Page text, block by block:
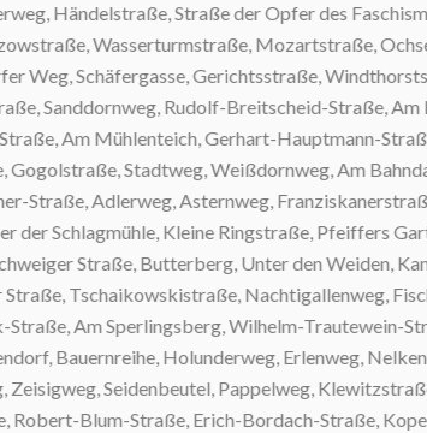
Händelstraße, Straße der Opfer des Faschismus,
Wasserturmstraße, Mozartstraße,
Schäfergasse, Gerichtsstraße,
Sanddornweg, Rudolf-Breitscheid-Straße, Am
Am Mühlenteich, Gerhart-Hauptmann-Straße,
Stadtweg, Weißdornweg, Am
Adlerweg, Asternweg, Franziskanerstraße,
Schlagmühle, Kleine Ringstraße, Pfeiffers
Straße, Butterberg, Unter den Weiden,
Tschaikowskistraße, Nachtigallenweg,
Am Sperlingsberg, Wilhelm-Trautewein-
Bauernreihe, Holunderweg, Erlenweg,
Seidenbeutel, Pappelweg, Klewitzstraße,
Blum-Straße, Erich-Bordach-Straße,